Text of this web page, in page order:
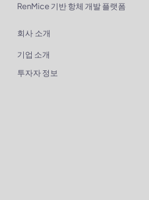
RenMice 기반 항체 개발 플랫폼
회사 소개
기업 소개
투자자 정보